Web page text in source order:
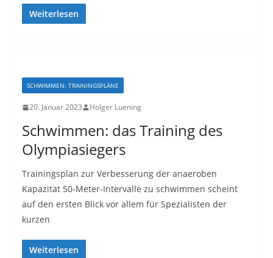
Weiterlesen
SCHWIMMEN: TRAININGSPLÄNE
20. Januar 2023 Holger Luening
Schwimmen: das Training des
Olympiasiegers
Trainingsplan zur Verbesserung der anaeroben
Kapazität 50-Meter-Intervalle zu schwimmen scheint
auf den ersten Blick vor allem für Spezialisten der
kurzen
Weiterlesen